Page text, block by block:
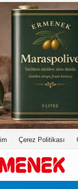
Çerez Politikası